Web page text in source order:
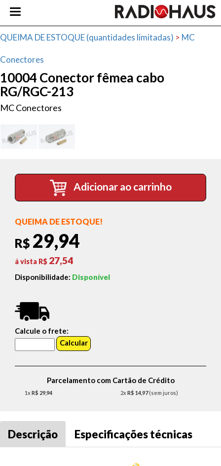
QUEIMA DE ESTOQUE (quantidades limitadas) > MC
Conectores
10004 Conector fêmea cabo
RG/RGC-213
MC Conectores
Adicionar ao carrinho
QUEIMA DE ESTOQUE!
R$ 29,94
á vista R$ 27,54
Disponibilidade: Disponível
Calcule o frete:
Parcelamento com Cartão de Crédito
1x R$ 29,94 2x R$ 14,97(sem juros)
Descrição Especificações técnicas